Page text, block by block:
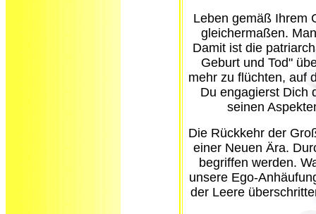
Leben gemäß Ihrem
gleichermaßen.
Damit ist die
Geburt und Tod"
mehr zu flüchten, auf
Du engagierst Dich
seinen
Die Rückkehr der
einer Neuen Ära.
begriffen werden.
unsere Ego-
der Leere